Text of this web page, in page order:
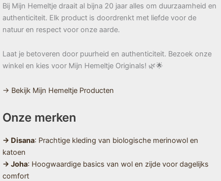
Bij Mijn Hemeltje draait al bijna 20 jaar alles om duurzaamheid en
authenticiteit. Elk product is doordrenkt met liefde voor de
natuur en respect voor onze aarde.
Laat je betoveren door puurheid en authenticiteit. Bezoek onze
winkel en kies voor Mijn Hemeltje Originals! 🌿🌟
→ Bekijk Mijn Hemeltje Producten
Onze merken
→ Disana: Prachtige kleding van biologische merinowol en
katoen
→ Joha: Hoogwaardige basics van wol en zijde voor dagelijks
comfort